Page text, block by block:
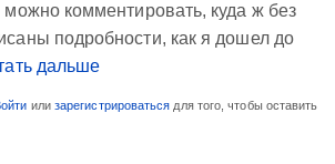
можно комментировать, куда ж без
подробности, как я дошел до
дальше
или зарегистрироваться для того, чтобы оставить